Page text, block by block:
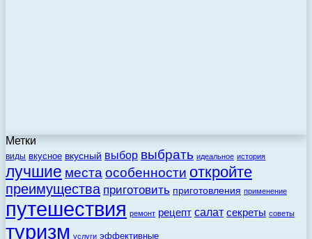
Метки
виды вкусное вкусный выбор выбрать идеальное история
лучшие места особенности откройте
преимущества приготовить приготовления применение
путешествия ремонт рецепт салат секреты советы
туризм услуги эффективные